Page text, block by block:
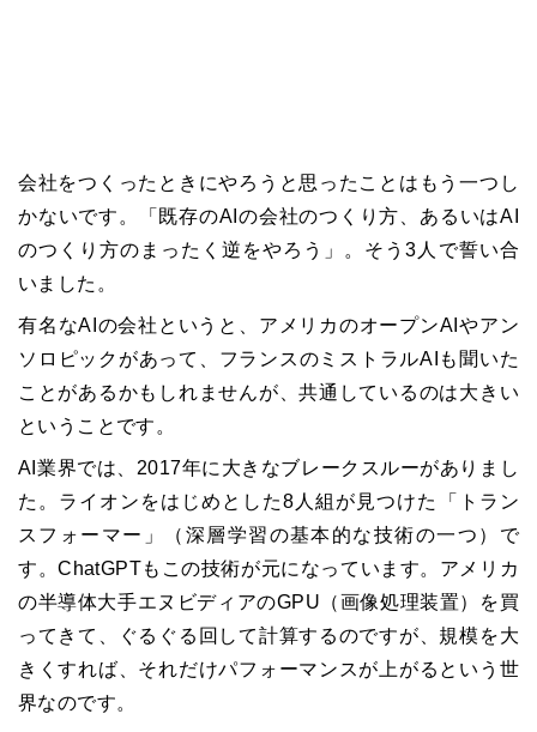
会社をつくったときにやろうと思ったことはもう一つし
かないです。「既存のAIの会社のつくり方、あるいはAI
のつくり方のまったく逆をやろう」。そう3人で誓い合
いました。
有名なAIの会社というと、アメリカのオープンAIやアン
ソロピックがあって、フランスのミストラルAIも聞いた
ことがあるかもしれませんが、共通しているのは大きい
ということです。
AI業界では、2017年に大きなブレークスルーがありまし
た。ライオンをはじめとした8人組が見つけた「トラン
スフォーマー」（深層学習の基本的な技術の一つ）で
す。ChatGPTもこの技術が元になっています。アメリカ
の半導体大手エヌビディアのGPU（画像処理装置）を買
ってきて、ぐるぐる回して計算するのですが、規模を大
きくすれば、それだけパフォーマンスが上がるという世
界なのです。